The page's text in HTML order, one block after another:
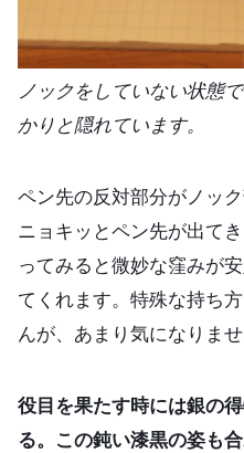
ノックをしていない状態
かりと隠れています。
ペン先の反対部分がノッ
ニョキッとペン先が出て
ってみると微妙な窪みが
てくれます。特殊な持ち
んが、あまり気になりませ
役目を果たす時には銀の
る。この鈍い漆黒の姿も